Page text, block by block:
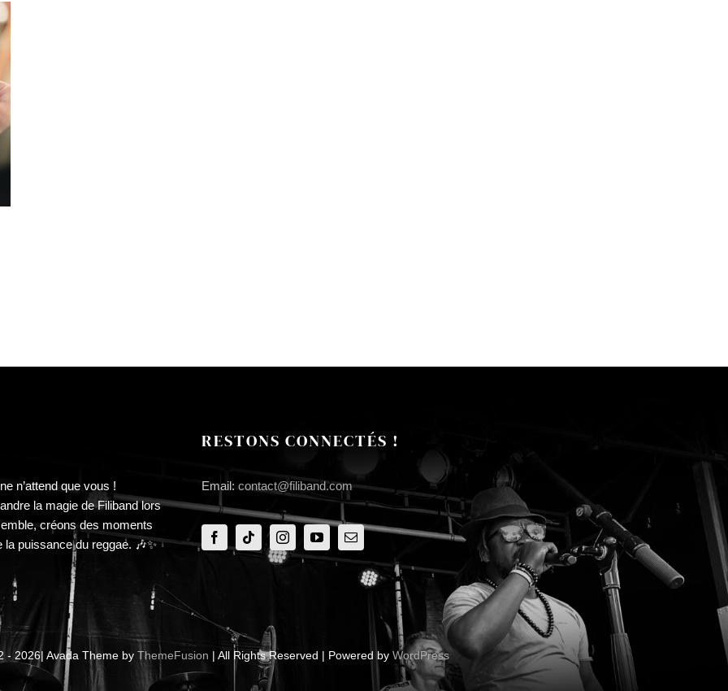
n’attend que vous !
la magie de Filiband lors
créons des moments
la puissance du reggae. 🎶✨
RESTONS CONNECTÉS !
Email: contact@filiband.com
- 2026| Avada Theme byThemeFusion | All Rights Reserved | Powered byWordPress